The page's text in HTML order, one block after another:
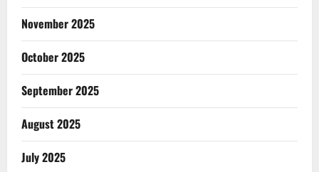
November 2025
October 2025
September 2025
August 2025
July 2025